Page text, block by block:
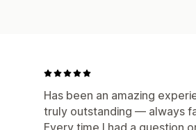
Has been an amazing
truly outstanding — always
Every time I had a question